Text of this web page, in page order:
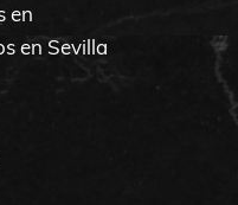
en
en Sevilla